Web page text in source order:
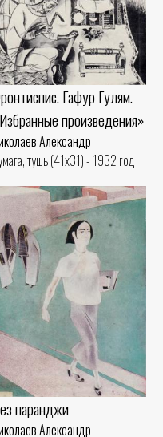
Гафур Гулям.
произведения»
Александр
тушь (41x31) - 1932 год
паранджи
Александр